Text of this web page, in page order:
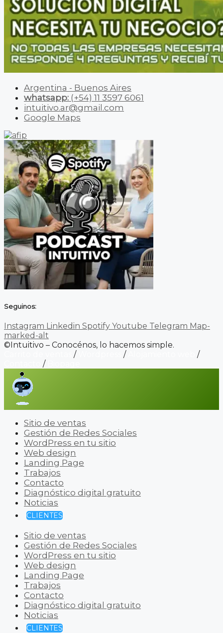
Argentina - Buenos Aires
whatsapp: (+54) 11 3597 6061
intuitivo.ar@gmail.com
Google Maps
Seguinos:
Instagram Linkedin Spotify Youtube Telegram Map-
marked-alt
©Intuitivo – Conocénos, lo hacemos simple.
/ /
/
/
Sitio de ventas
Gestión de Redes Sociales
WordPress en tu sitio
Web design
Landing Page
Trabajos
Contacto
Diagnóstico digital gratuito
Noticias
CLIENTES
Sitio de ventas
Gestión de Redes Sociales
WordPress en tu sitio
Web design
Landing Page
Trabajos
Contacto
Diagnóstico digital gratuito
Noticias
CLIENTES